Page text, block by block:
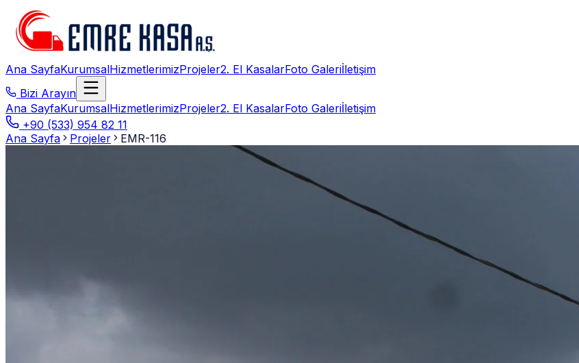
Ana SayfaKurumsalHizmetlerimizProjeler2. El KasalarFoto Galeriİletişim
Bizi Arayın
Ana SayfaKurumsalHizmetlerimizProjeler2. El KasalarFoto Galeriİletişim
+90 (533) 954 82 11
Ana Sayfa
Projeler EMR-116